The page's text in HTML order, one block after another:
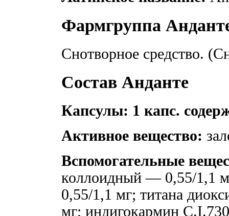
Фармгруппа
Снотворное средство.
Состав Анданте
Капсулы: 1 капс.
Активное вещество:
Вспомогательные
коллоидный — 0,55/1,1
0,55/1,1 мг; титана
мг; индигокармин